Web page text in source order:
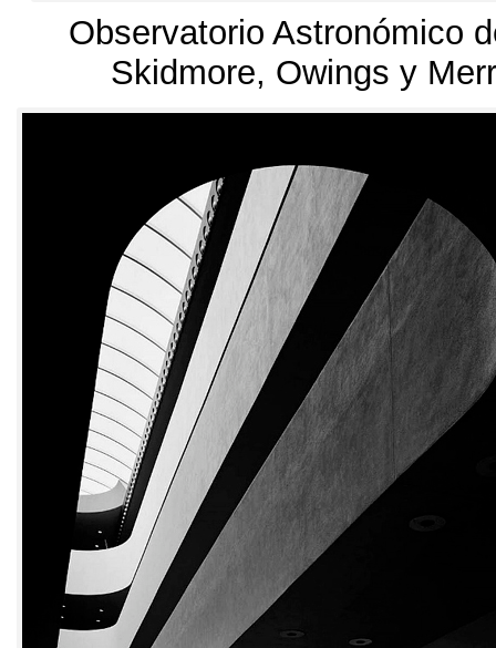
Observatorio Astronómico
Skidmore, Owings y